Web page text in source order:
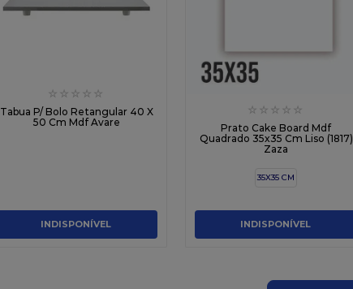
☆ ☆ ☆ ☆ ☆
Tabua P/ Bolo Retangular 40 X
50 Cm Mdf Avare
INDISPONÍVEL
☆ ☆ ☆ ☆ ☆
Prato Cake Board Mdf
Quadrado 35x35 Cm Liso (1817)
Zaza
35X35 CM
INDISPONÍVEL